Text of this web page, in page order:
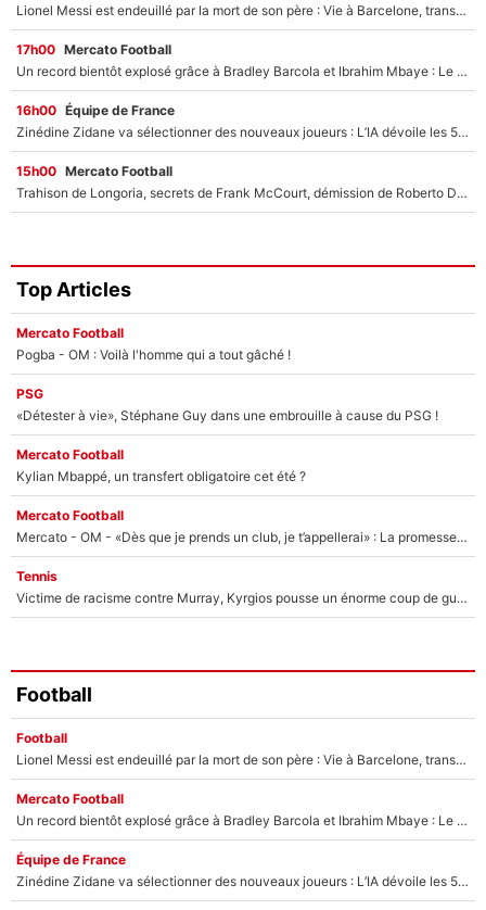
Lionel Messi est endeuillé par la mort de son père : Vie à Barcelone, transfert au PSG... voilà comment Jorge Messi a joué un rôle essentiel dans sa carrière !
17h00 Mercato Football
Un record bientôt explosé grâce à Bradley Barcola et Ibrahim Mbaye : Le PSG sur le point de réaliser un mercato historique ?
16h00 Équipe de France
Zinédine Zidane va sélectionner des nouveaux joueurs : L’IA dévoile les 5 cracks qui pourraient rapidement le rejoindre en équipe de France !
15h00 Mercato Football
Trahison de Longoria, secrets de Frank McCourt, démission de Roberto De Zerbi : Medhi Benatia se lâche sur son départ de l'OM et fait d'importantes révélations
Top Articles
Mercato Football
Pogba - OM : Voilà l'homme qui a tout gâché !
PSG
«Détester à vie», Stéphane Guy dans une embrouille à cause du PSG !
Mercato Football
Kylian Mbappé, un transfert obligatoire cet été ?
Mercato Football
Mercato - OM - «Dès que je prends un club, je t’appellerai» : La promesse de Marcelino au moment de claquer la porte
Tennis
Victime de racisme contre Murray, Kyrgios pousse un énorme coup de gueule !
Football
Football
Lionel Messi est endeuillé par la mort de son père : Vie à Barcelone, transfert au PSG... voilà comment Jorge Messi a joué un rôle essentiel dans sa carrière !
Mercato Football
Un record bientôt explosé grâce à Bradley Barcola et Ibrahim Mbaye : Le PSG sur le point de réaliser un mercato historique ?
Équipe de France
Zinédine Zidane va sélectionner des nouveaux joueurs : L’IA dévoile les 5 cracks qui pourraient rapidement le rejoindre en équipe de France !